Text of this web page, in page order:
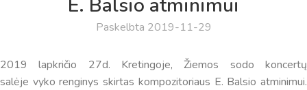
Paskelbta 2019-11-29
2019 lapkričio 27d. Kretingoje, Žiemos sodo koncertų
salėje vyko renginys skirtas kompozitoriaus E. Balsio atminimui.